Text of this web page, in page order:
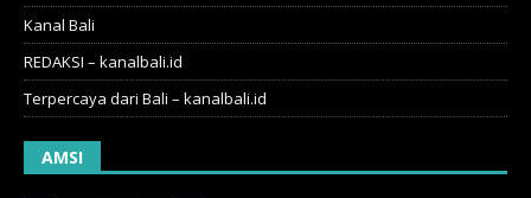
Kanal Bali
REDAKSI – kanalbali.id
Terpercaya dari Bali – kanalbali.id
AMSI